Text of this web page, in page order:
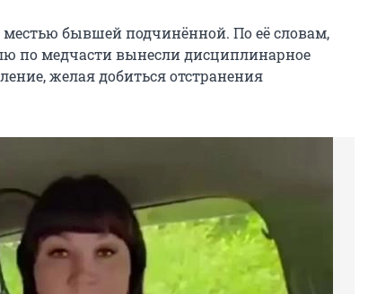
местью бывшей подчинённой. По её словам,
по медчасти вынесли дисциплинарное
желая добиться отстранения